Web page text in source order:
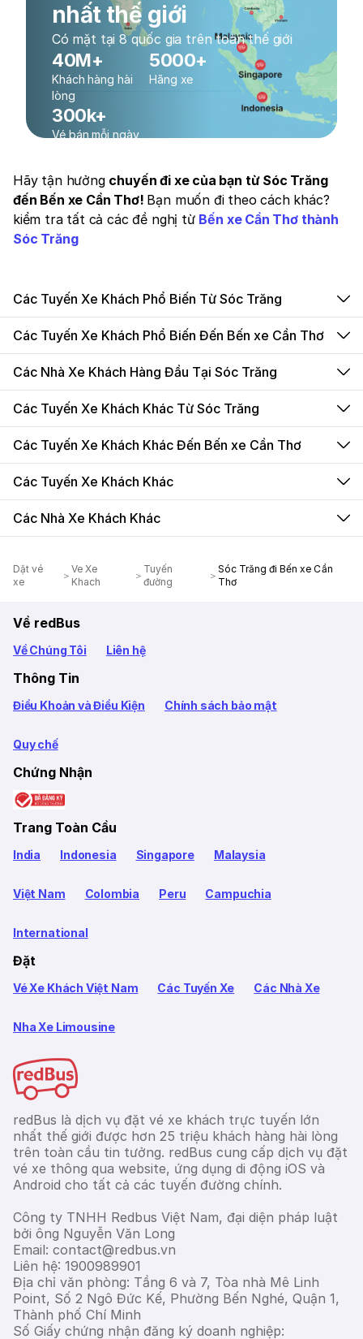
nhất thế giới
Có mặt tại 8 quốc gia trên toàn thế giới
40M+
Khách hàng hài
lòng
5000+
Hãng xe
300k+
Vé bán mỗi ngày
Hãy tận hưởng chuyến đi xe của bạn từ Sóc Trăng
đến Bến xe Cần Thơ! Bạn muốn đi theo cách khác?
kiểm tra tất cả các đề nghị từ Bến xe Cần Thơ thành
Sóc Trăng
Các Tuyến Xe Khách Phổ Biến Từ Sóc Trăng
Các Tuyến Xe Khách Phổ Biến Đến Bến xe Cần Thơ
Các Nhà Xe Khách Hàng Đầu Tại Sóc Trăng
Các Tuyến Xe Khách Khác Từ Sóc Trăng
Các Tuyến Xe Khách Khác Đến Bến xe Cần Thơ
Các Tuyến Xe Khách Khác
Các Nhà Xe Khách Khác
Dặt vé
xe
Ve Xe
Khach
Tuyến
đường
Sóc Trăng đi Bến xe Cần
Thơ
Về redBus
Về Chúng Tôi Liên hệ
Thông Tin
Điều Khoản và Điều Kiện Chính sách bảo mật
Quy chế
Chứng Nhận
Trang Toàn Cầu
India Indonesia Singapore Malaysia
Việt Nam Colombia Peru Campuchia
International
Đặt
Vé Xe Khách Việt Nam Các Tuyến Xe Các Nhà Xe
Nha Xe Limousine
redBus là dịch vụ đặt vé xe khách trực tuyến lớn
nhất thế giới được hơn 25 triệu khách hàng hài lòng
trên toàn cầu tin tưởng. redBus cung cấp dịch vụ đặt
vé xe thông qua website, ứng dụng di động iOS và
Android cho tất cả các tuyến đường chính.
Công ty TNHH Redbus Việt Nam, đại diện pháp luật
bởi ông Nguyễn Văn Long
Email: contact@redbus.vn
Liên hệ: 1900989901
Địa chỉ văn phòng: Tầng 6 và 7, Tòa nhà Mê Linh
Point, Số 2 Ngô Đức Kế, Phường Bến Nghé, Quận 1,
Thành phố Chí Minh
Số Giấy chứng nhận đăng ký doanh nghiệp: